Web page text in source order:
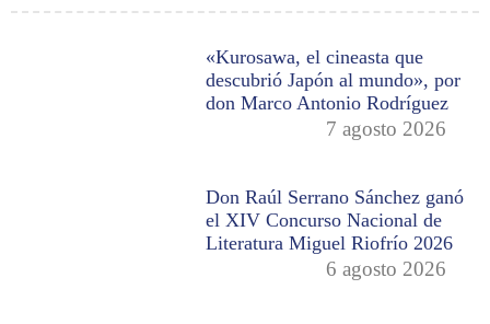
«Kurosawa, el cineasta que
descubrió Japón al mundo», por
don Marco Antonio Rodríguez
7 agosto 2026
Don Raúl Serrano Sánchez ganó
el XIV Concurso Nacional de
Literatura Miguel Riofrío 2026
6 agosto 2026